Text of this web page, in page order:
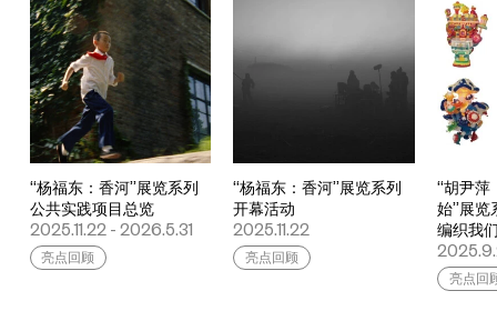
“杨福东：香河”展览系列
公共实践项目总览
2025.11.22 - 2026.5.31
亮点回顾
“杨福东：香河”展览系列
开幕活动
2025.11.22
亮点回顾
“胡尹萍
始”展览
编织我
亮点回